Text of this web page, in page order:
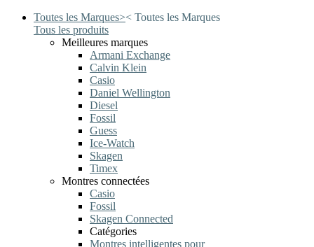
Toutes les Marques>< Toutes les Marques
Tous les produits
Meilleures marques
Armani Exchange
Calvin Klein
Casio
Daniel Wellington
Diesel
Fossil
Guess
Ice-Watch
Skagen
Timex
Montres connectées
Casio
Fossil
Skagen Connected
Catégories
Montres intelligentes pour